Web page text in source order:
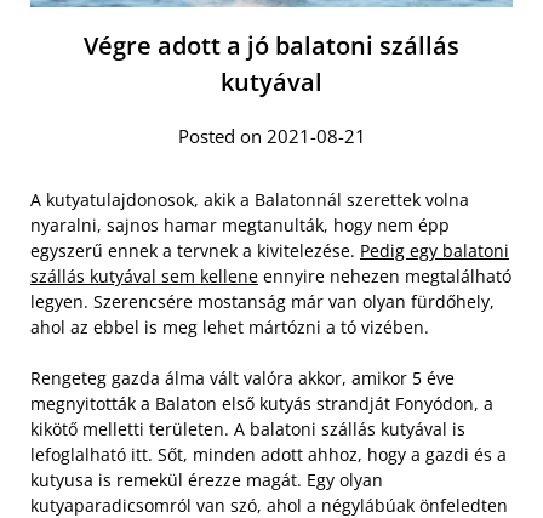
Végre adott a jó balatoni szállás
kutyával
Posted on 2021-08-21
A kutyatulajdonosok, akik a Balatonnál szerettek volna
nyaralni, sajnos hamar megtanulták, hogy nem épp
egyszerű ennek a tervnek a kivitelezése. Pedig egy balatoni
szállás kutyával sem kellene ennyire nehezen megtalálható
legyen. Szerencsére mostanság már van olyan fürdőhely,
ahol az ebbel is meg lehet mártózni a tó vizében.
Rengeteg gazda álma vált valóra akkor, amikor 5 éve
megnyitották a Balaton első kutyás strandját Fonyódon, a
kikötő melletti területen. A balatoni szállás kutyával is
lefoglalható itt. Sőt, minden adott ahhoz, hogy a gazdi és a
kutyusa is remekül érezze magát. Egy olyan
kutyaparadicsomról van szó, ahol a négylábúak önfeledten